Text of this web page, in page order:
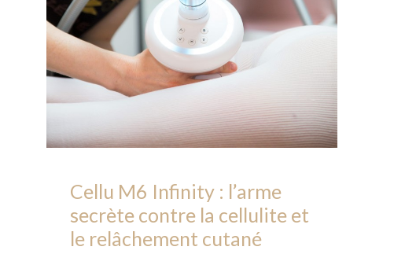
Cellu M6 Infinity : l’arme
secrète contre la cellulite et
le relâchement cutané